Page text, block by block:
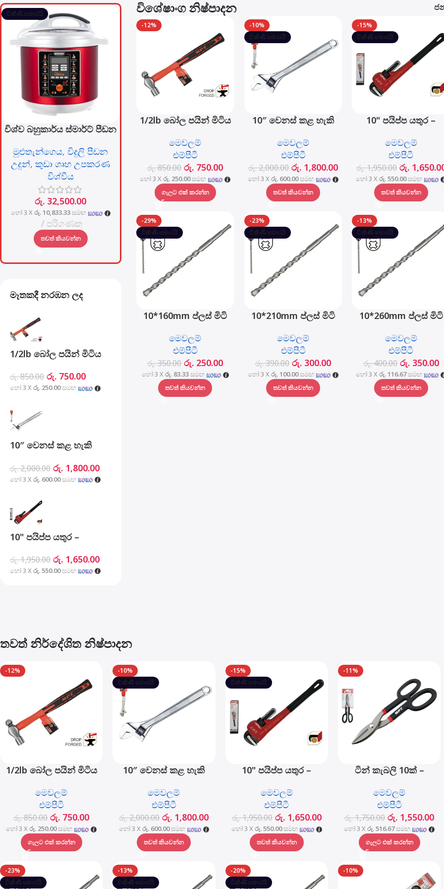
විකිණී හමාරයි
විශ්ව බහුකාර්ය ස්මාර්ට් පීඩන
මුළුතැන්ගෙය,විදුලි පීඩන
උදුන්,කුඩා ගෘහ උපකරණ
විශ්වීය
රු. 32,500.00
හෝ 3 Xරු. 10,833.33සමඟ
පරිගණක
තවත් කියවන්න
මෑතකදී නරඹන ලද
1/2lb බෝල පයින් මිටිය
MHD05002-1/2LB
රු.850.00 රු. 750.00
හෝ 3 Xරු. 250.00සමඟ
10″ වෙනස් කළ හැකි
රු.2,000.00 රු. 1,800.00
හෝ 3 X රු. 600.00සමඟ
10" පයිප්ප යතුර –
රු.1,950.00 රු. 1,650.00
හෝ 3 Xරු. 550.00සමඟ
විශේෂාංග නිෂ්පාදන
-12%
1/2lb බෝල පයින් මිටිය
MHD05002-1/2LB
මෙවලම්
එම්පීටී
රු.850.00 රු. 750.00
හෝ 3 Xරු. 250.00සමඟ
ගැලට එක් කරන්න
-10%
විකිණී හමාරයි
10″ වෙනස් කළ හැකි
මෙවලම්
එම්පීටී
රු.2,000.00 රු. 1,800.00
හෝ 3 Xරු. 600.00සමඟ
තවත් කියවන්න
-15%
විකිණී හමාරයි
10" පයිප්ප යතුර –
මෙවලම්
එම්පීටී
රු.1,950.00 රු.
හෝ 3 Xරු. 550.00සමඟ
තවත් කියවන්න
-29%
විකිණී හමාරයි
10*160mm ප්ලස් මිටි
10160
මෙවලම්
එම්පීටී
රු.350.00 රු. 250.00
හෝ 3 Xරු. 83.33සමඟ
තවත් කියවන්න
-23%
විකිණී හමාරයි
10*210mm ප්ලස් මිටි
10210
මෙවලම්
එම්පීටී
රු.390.00 රු. 300.00
හෝ 3 Xරු. 100.00සමඟ
තවත් කියවන්න
-13%
විකිණී හමාරයි
10*260mm ප්ලස් මිටි
10260
මෙවලම්
එම්පීටී
රු.400.00 රු. 350.00
හෝ 3 Xරු. 116.67සමඟ
තවත් කියවන්න
තවත් නිර්දේශිත නිෂ්පාදන
-12%
1/2lb බෝල පයින් මිටිය
MHD05002-1/2LB
මෙවලම්
එම්පීටී
රු.850.00 රු. 750.00
හෝ 3 Xරු. 250.00සමඟ
ගැලට එක් කරන්න
-10%
විකිණී හමාරයි
10″ වෙනස් කළ හැකි
මෙවලම්
එම්පීටී
රු.2,000.00 රු. 1,800.00
හෝ 3 Xරු. 600.00සමඟ
තවත් කියවන්න
-15%
විකිණී හමාරයි
10" පයිප්ප යතුර –
මෙවලම්
එම්පීටී
රු.1,950.00 රු. 1,650.00
හෝ 3 Xරු. 550.00සමඟ
තවත් කියවන්න
-11%
ටින් කැබලි 10ක් –
මෙවලම්
එම්පීටී
රු.1,750.00 රු. 1,550.00
හෝ 3 Xරු. 516.67සමඟ
ගැලට එක් කරන්න
-23%
විකිණී හමාරයි
-13%
විකිණී හමාරයි
-20%
විකිණී හමාරයි
-10%